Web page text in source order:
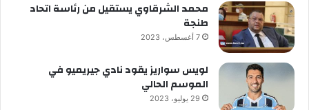
محمد الشرقاوي يستقيل من رئاسة اتحاد
طنجة
7 أغسطس، 2023
لويس سواريز يقود نادي جيريميو في
الموسم الحالي
29 يوليو، 2023